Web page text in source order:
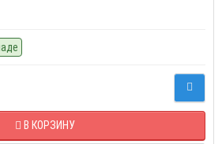
В КОРЗИНУ